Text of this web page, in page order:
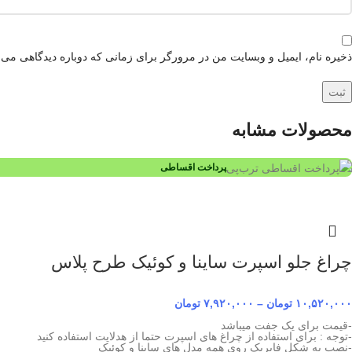
ذخیره نام، ایمیل و وبسایت من در مرورگر برای زمانی که دوباره دیدگاهی
محصولات مشابه
پرداخت اقساطی
چراغ جلو اسپرت ساینا و کوئیک طرح پلاس
۱۰,۵۲۰,۰۰۰ تومان – ۷,۹۲۰,۰۰۰ تومان
-قیمت برای یک جفت میباشد
-توجه : برای استفاده از چراغ های اسپرت حتما از هدلایت استفاده کنید
-نصب به شکل فابریک روی همه مدل های ساینا و کوئیک